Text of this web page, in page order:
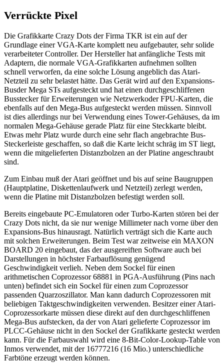
Verrückte Pixel
Die Grafikkarte Crazy Dots der Firma TKR ist ein auf der
Grundlage einer VGA-Karte komplett neu aufgebauter, sehr solide
verarbeiteter Controller. Der Hersteller hat anfängliche Tests mit
Adaptern, die normale VGA-Grafikkarten aufnehmen sollten
schnell verworfen, da eine solche Lösung angeblich das Atari-
Netzteil zu sehr belastet hätte. Das Gerät wird auf den Expansions-
Busder Mega STs aufgesteckt und hat einen durchgeschliffenen
Busstecker für Erweiterungen wie Netzwerkoder FPU-Karten, die
ebenfalls auf den Mega-Bus aufgesteckt werden müssen. Sinnvoll
ist dies allerdings nur bei Verwendung eines Tower-Gehäuses, da im
normalen Mega-Gehäuse gerade Platz für eine Steckkarte bleibt.
Etwas mehr Platz wurde durch eine sehr flach angebrachte Bus-
Steckerleiste geschaffen, so daß die Karte leicht schräg im ST liegt,
wenn die mitgelieferten Distanzbolzen an der Platine angeschraubt
sind.
Zum Einbau muß der Atari geöffnet und bis auf seine Baugruppen
(Hauptplatine, Diskettenlaufwerk und Netzteil) zerlegt werden,
wenn die Platine mit Distanzbolzen befestigt werden soll.
Bereits eingebaute PC-Emulatoren oder Turbo-Karten stören bei der
Crazy Dots nicht, da sie nur wenige Millimeter nach vorne über den
Expansions-Bus hinausragt. Natürlich verträgt sich die Karte auch
mit solchen Erweiterungen. Beim Test war zeitweise ein MAXON
BOARD 20 eingebaut, das der ausgereiften Software auch bei
Darstellungen in höchster Farbauflösung genügend
Geschwindigkeit verlieh. Neben dem Sockel für einen
arithmetischen Coprozessor 68881 in PGA-Ausführung (Pins nach
unten) befindet sich ein Sockel für einen zum Coprozessor
passenden Quarzoszillator. Man kann dadurch Coprozessoren mit
beliebigen Taktgeschwindigkeiten verwenden. Besitzer einer Atari-
Coprozessorkarte müssen diese direkt auf den durchgeschliffenen
Mega-Bus aufstecken, da der von Atari gelieferte Coprozessor im
PLCC-Gehäuse nicht in den Sockel der Grafikkarte gesteckt werden
kann. Für die Farbauswahl wird eine 8-Bit-Color-Lookup-Table von
Inmos verwendet, mit der 16777216 (16 Mio.) unterschiedliche
Farbtöne erzeugt werden können.